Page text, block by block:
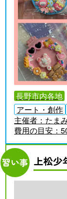
長野市内各地
アート・創作
主催者： たま
費用の目安：
習い事 上松少